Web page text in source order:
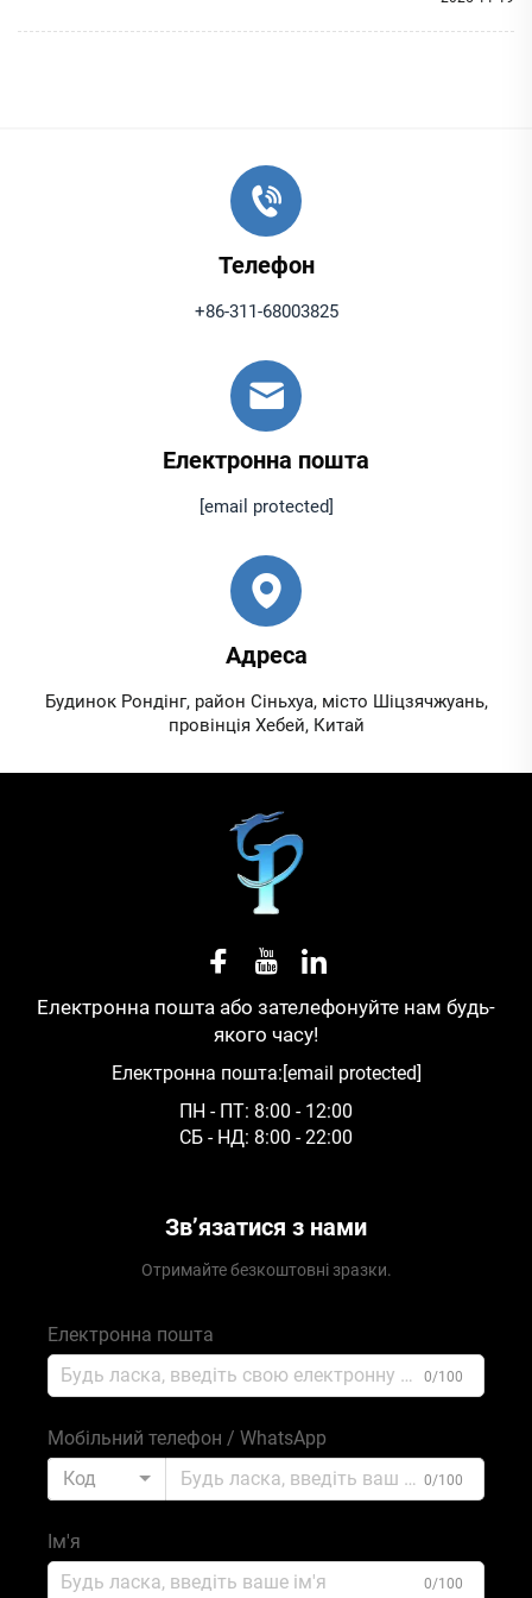
Телефон
+86-311-68003825
Електронна пошта
[email protected]
Адреса
Будинок Рондінг, район Сіньхуа, місто Шіцзячжуань,
провінція Хебей, Китай
Електронна пошта або зателефонуйте нам будь-
якого часу!
Електронна пошта:[email protected]
ПН - ПТ: 8:00 - 12:00
СБ - НД: 8:00 - 22:00
Зв’язатися з нами
Отримайте безкоштовні зразки.
Електронна пошта
0/100
Мобільний телефон / WhatsApp
Код
0/100
Ім'я
0/100